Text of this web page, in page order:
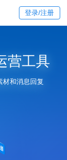
登录/注册
营工具
材和消息回复